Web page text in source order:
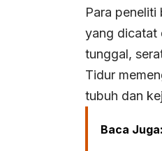
Para peneliti
yang dicatat
tunggal,
Tidur
tubuh dan
Baca Juga: